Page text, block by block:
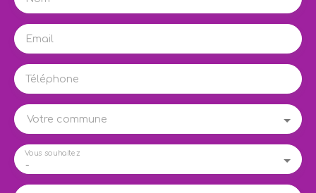
Email
Téléphone
Votre commune
-
Vous souhaitez